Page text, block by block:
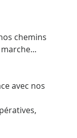
chemins
avec nos